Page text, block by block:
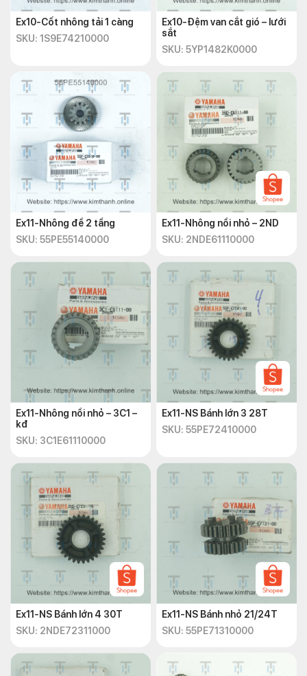
Ex10-Cốt nhông tải 1 càng
SKU: 1S9E74210000
Ex10-Đệm van cắt gió – lưới
sắt
SKU: 5YP1482K0000
Ex11-Nhông đề 2 tầng
SKU: 55PE55140000
Ex11-Nhông nồi nhỏ – 2ND
SKU: 2NDE61110000
Ex11-Nhông nồi nhỏ – 3C1 –
kđ
SKU: 3C1E61110000
Ex11-NS Bánh lớn 3 28T
SKU: 55PE72410000
Ex11-NS Bánh lớn 4 30T
SKU: 2NDE72311000
Ex11-NS Bánh nhỏ 21/24T
SKU: 55PE71310000